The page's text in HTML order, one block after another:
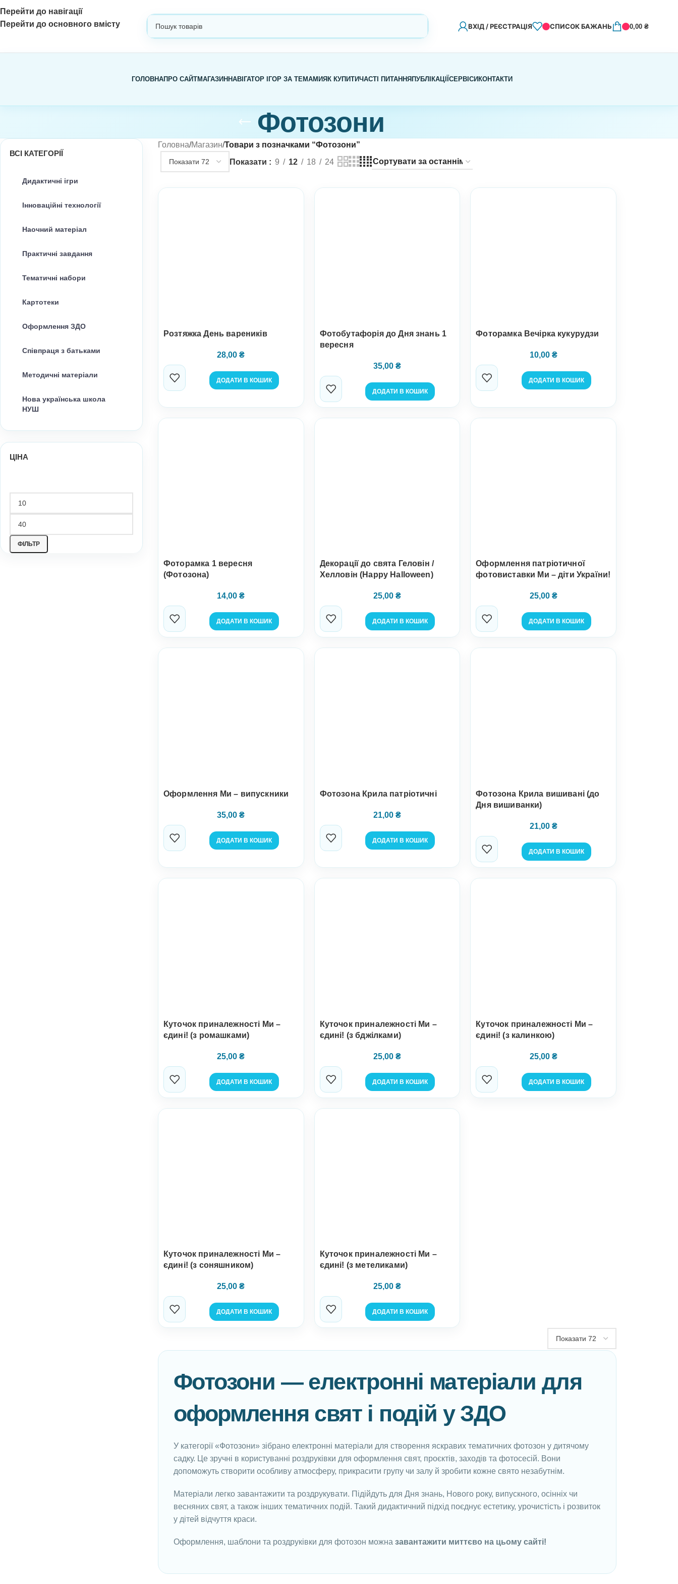
Перейти до навігації
Перейти до основного вмісту
ВХІД / РЕЄСТРАЦІЯ СПИСОК БАЖАНЬ 0,00₴
ГОЛОВНАПРО САЙТМАГАЗИН НАВІГАТОР ІГОР ЗА ТЕМАМИЯК КУПИТИЧАСТІ ПИТАННЯ ПУБЛІКАЦІЇ СЕРВІСИ КОНТАКТИ
Фотозони
ВСІ КАТЕГОРІЇ
Дидактичні ігри
Інноваційні технології
Наочний матеріал
Практичні завдання
Тематичні набори
Картотеки
Оформлення ЗДО
Співпраця з батьками
Методичні матеріали
Нова українська школа
НУШ
ЦІНА
ФІЛЬТР
Головна/Магазин/Товари з позначками “Фотозони”
Показати
9 12 18 24
Розтяжка День вареників
28,00₴
ДОДАТИ В КОШИК
Фотобутафорія до Дня знань 1
вересня
35,00 ₴
ДОДАТИ В КОШИК
Фоторамка Вечірка кукурудзи
10,00 ₴
ДОДАТИ В КОШИК
Фоторамка 1 вересня
(Фотозона)
14,00₴
ДОДАТИ В КОШИК
Декорації до свята Геловін /
Хелловін (Happy Halloween)
25,00 ₴
ДОДАТИ В КОШИК
Оформлення патріотичної
фотовиставки Ми – діти України!
25,00 ₴
ДОДАТИ В КОШИК
Оформлення Ми – випускники
35,00₴
ДОДАТИ В КОШИК
Фотозона Крила патріотичні
21,00 ₴
ДОДАТИ В КОШИК
Фотозона Крила вишивані (до
Дня вишиванки)
21,00 ₴
ДОДАТИ В КОШИК
Куточок приналежності Ми –
єдині! (з ромашками)
25,00₴
ДОДАТИ В КОШИК
Куточок приналежності Ми –
єдині! (з бджілками)
25,00 ₴
ДОДАТИ В КОШИК
Куточок приналежності Ми –
єдині! (з калинкою)
25,00 ₴
ДОДАТИ В КОШИК
Куточок приналежності Ми –
єдині! (з соняшником)
25,00₴
ДОДАТИ В КОШИК
Куточок приналежності Ми –
єдині! (з метеликами)
25,00 ₴
ДОДАТИ В КОШИК
Фотозони — електронні матеріали для
оформлення свят і подій у ЗДО
У категорії «Фотозони» зібрано електронні матеріали для створення яскравих тематичних фотозон у дитячому
садку. Це зручні в користуванні роздруківки для оформлення свят, проєктів, заходів та фотосесій. Вони
допоможуть створити особливу атмосферу, прикрасити групу чи залу й зробити кожне свято незабутнім.
Матеріали легко завантажити та роздрукувати. Підійдуть для Дня знань, Нового року, випускного, осінніх чи
весняних свят, а також інших тематичних подій. Такий дидактичний підхід поєднує естетику, урочистість і розвиток
у дітей відчуття краси.
Оформлення, шаблони та роздруківки для фотозон можна завантажити миттєво на цьому сайті!